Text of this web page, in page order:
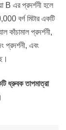
B এর প্রদর্শনী হলে
বর্গ মিটার একটি
কাঁচামাল প্রদর্শনী,
প্রদর্শনী, এবং
ধ্রুবক তাপমাত্রা
।